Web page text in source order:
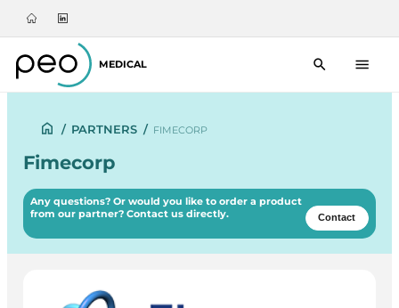
MEDICAL
/ PARTNERS / FIMECORP
Fimecorp
Any questions? Or would you like to order a product
from our partner? Contact us directly.
Contact